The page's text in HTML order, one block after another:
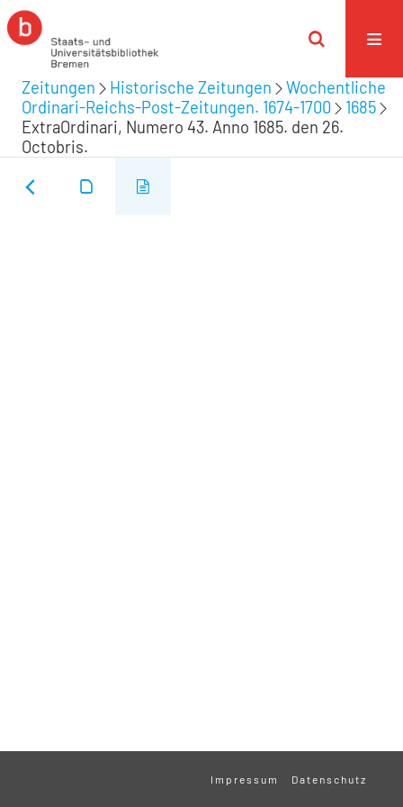
Zeitungen Historische Zeitungen
Wochentliche
Ordinari-Reichs-Post-Zeitungen. 1674-1700
1685
ExtraOrdinari, Numero 43. Anno 1685. den 26.
Octobris.
Impressum Datenschutz